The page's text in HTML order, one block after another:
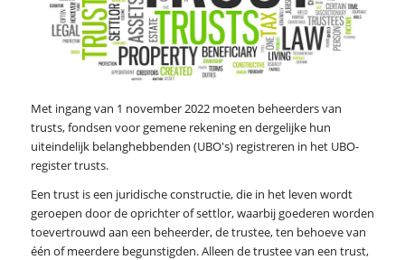
Met ingang van 1 november 2022 moeten beheerders van
trusts, fondsen voor gemene rekening en dergelijke hun
uiteindelijk belanghebbenden (UBO's) registreren in het UBO-
register trusts.
Een trust is een juridische constructie, die in het leven wordt
geroepen door de oprichter of settlor, waarbij goederen worden
toevertrouwd aan een beheerder, de trustee, ten behoeve van
één of meerdere begunstigden. Alleen de trustee van een trust,